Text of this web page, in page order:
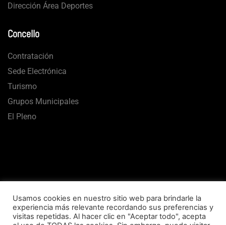
Dirección Área Deportes
Concello
Contratación
Sede Electrónica
Turismo
Grupos Municipales
El Pleno
Usamos cookies en nuestro sitio web para brindarle la
experiencia más relevante recordando sus preferencias y
visitas repetidas. Al hacer clic en "Aceptar todo", acepta